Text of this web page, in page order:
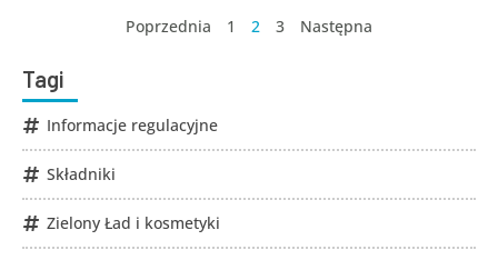
Poprzednia 1 2 3 Następna
Tagi
Informacje regulacyjne
Składniki
Zielony Ład i kosmetyki